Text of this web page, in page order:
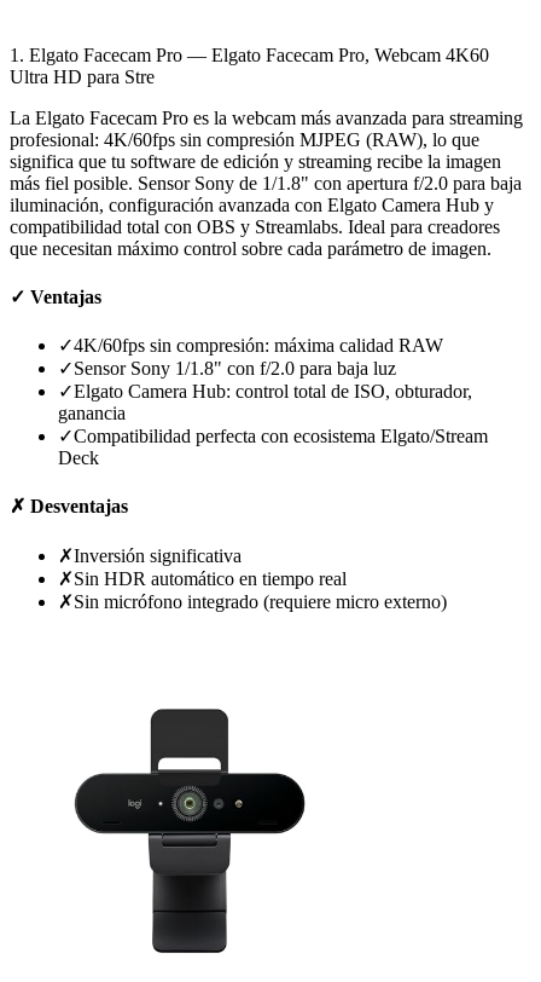
1. Elgato Facecam Pro — Elgato Facecam Pro, Webcam 4K60
Ultra HD para Stre
La Elgato Facecam Pro es la webcam más avanzada para streaming
profesional: 4K/60fps sin compresión MJPEG (RAW), lo que
significa que tu software de edición y streaming recibe la imagen
más fiel posible. Sensor Sony de 1/1.8" con apertura f/2.0 para baja
iluminación, configuración avanzada con Elgato Camera Hub y
compatibilidad total con OBS y Streamlabs. Ideal para creadores
que necesitan máximo control sobre cada parámetro de imagen.
✓ Ventajas
✓4K/60fps sin compresión: máxima calidad RAW
✓Sensor Sony 1/1.8" con f/2.0 para baja luz
✓Elgato Camera Hub: control total de ISO, obturador,
ganancia
✓Compatibilidad perfecta con ecosistema Elgato/Stream
Deck
✗ Desventajas
✗Inversión significativa
✗Sin HDR automático en tiempo real
✗Sin micrófono integrado (requiere micro externo)